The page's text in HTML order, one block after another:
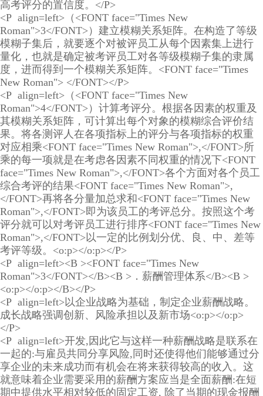
高考评分的置信度。</P>
<P align=left>（<FONT face="Times New
Roman">3</FONT>）建立模糊关系矩阵。在构造了等级
模糊子集后，就要逐个对被评员工从每个因素集上进行
量化，也就是确定被考评员工对各等级模糊子集的隶属
度，进而得到一个模糊关系矩阵。<FONT face="Times
New Roman"> </FONT></P>
<P align=left>（<FONT face="Times New
Roman">4</FONT>）计算考评分。根据各因素的权重及
其模糊关系矩阵，可计算出每个对象的模糊综合评价结
果。将各测评人在各项指标上的评分与各项指标的权重
对应相乘<FONT face="Times New Roman">,</FONT>所
乘的每一项就是在考虑各因素不同权重的情况下<FONT
face="Times New Roman">,</FONT>各个方面对各个员工
综合考评的结果<FONT face="Times New Roman">,
</FONT>再将各分量加总求和<FONT face="Times New
Roman">,</FONT>即为该员工的考评总分。按照这个考
评分就可以对考评员工进行排序<FONT face="Times New
Roman">,</FONT>以一定的比例划分优、良、中、差等
考评等级。<o:p></o:p></P>
<P align=left><B ><FONT face="Times New
Roman">3</FONT></B><B >．薪酬管理体系</B><B >
<o:p></o:p></B></P>
<P align=left>以企业战略为基础，制定企业薪酬战略。
成长战略强调创新、风险承担以及新市场<o:p></o:p>
</P>
<P align=left>开发,因此它与这样一种薪酬战略是联系在
一起的:与雇员共同分享风险,同时还使得他们能够通过分
享企业的未来成功而有机会在将来获得较高的收入。这
就意味着企业需要采用的薪酬方案应当是全面薪酬:在短
期中提供水平相对较低的固定工资, 除了当期的现金报酬